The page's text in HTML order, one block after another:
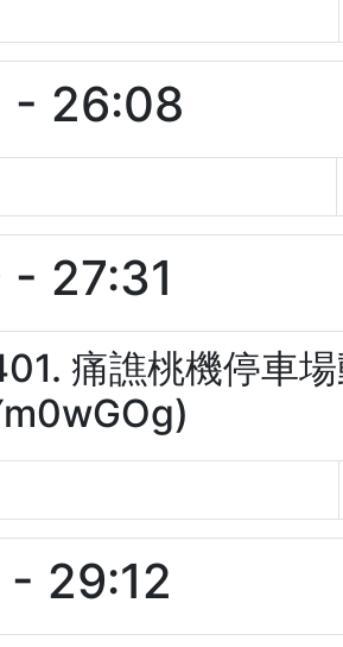
- 26:08
27:31
痛譙桃機停車
29:12